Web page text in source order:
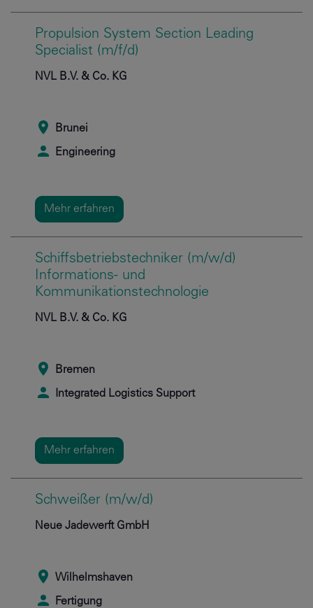
Propulsion System Section Leading
Specialist (m/f/d)
NVL B.V. & Co. KG
Brunei
Engineering
Mehr erfahren
Schiffsbetriebstechniker (m/w/d)
Informations- und
Kommunikationstechnologie
NVL B.V. & Co. KG
Bremen
Integrated Logistics Support
Mehr erfahren
Schweißer (m/w/d)
Neue Jadewerft GmbH
Wilhelmshaven
Fertigung